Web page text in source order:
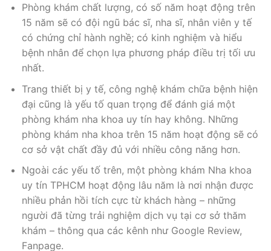
Phòng khám chất lượng, có số năm hoạt động trên
15 năm sẽ có đội ngũ bác sĩ, nha sĩ, nhân viên y tế
có chứng chỉ hành nghề; có kinh nghiệm và hiểu
bệnh nhân để chọn lựa phương pháp điều trị tối ưu
nhất.
Trang thiết bị y tế, công nghệ khám chữa bệnh hiện
đại cũng là yếu tố quan trọng để đánh giá một
phòng khám nha khoa uy tín hay không. Những
phòng khám nha khoa trên 15 năm hoạt động sẽ có
cơ sở vật chất đầy đủ với nhiều công năng hơn.
Ngoài các yếu tố trên, một phòng khám Nha khoa
uy tín TPHCM hoạt động lâu năm là nơi nhận được
nhiều phản hồi tích cực từ khách hàng – những
người đã từng trải nghiệm dịch vụ tại cơ sở thăm
khám – thông qua các kênh như Google Review,
Fanpage.